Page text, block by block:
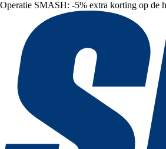
Operatie SMASH: -5% extra korting op de